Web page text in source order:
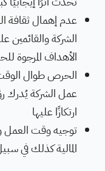
عدم إهمال ثقافة
الشركة والقائمين
الأهداف المرجوة
الحرص طوال الوقت
عمل الشركة يُدرك
ارتكازًا عليها
توجيه وقت العمل
المالية كذلك في